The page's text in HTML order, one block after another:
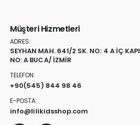
Müşteri Hizmetleri
ADRES:
SEYHAN MAH. 641/2 SK. NO: 4 A İÇ KAPI
NO: A BUCA/ İZMİR
TELEFON:
+90(545) 844 98 46
E-POSTA:
info@lilikidsshop.com